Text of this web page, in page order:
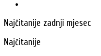
Najčitanije zadnji mjesec
Najčitanije